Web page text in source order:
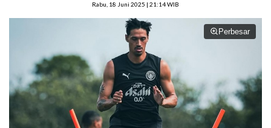
Rabu, 18 Juni 2025 | 21:14 WIB
Perbesar